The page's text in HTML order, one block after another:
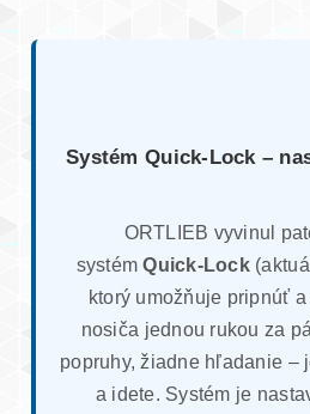
Systém Quick-Lock –
ORTLIEB vyvinul
systémQuick-Lock
ktorý umožňuje pripnúť
nosiča jednou rukou za
popruhy, žiadne hľadanie –
a idete. Systém je